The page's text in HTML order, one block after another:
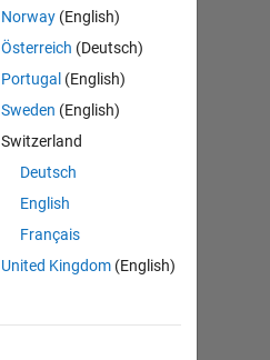
Norway(English)
Österreich (Deutsch)
Portugal (English)
Sweden (English)
Switzerland
Deutsch
English
Français
United Kingdom(English)